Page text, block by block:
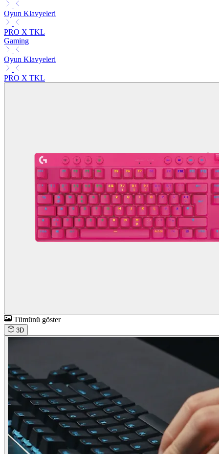
Oyun Klavyeleri
PRO X TKL
Gaming
Oyun Klavyeleri
PRO X TKL
Tümünü göster
3D